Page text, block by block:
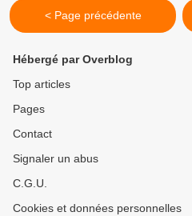
< Page précédente
Hébergé par Overblog
Top articles
Pages
Contact
Signaler un abus
C.G.U.
Cookies et données personnelles